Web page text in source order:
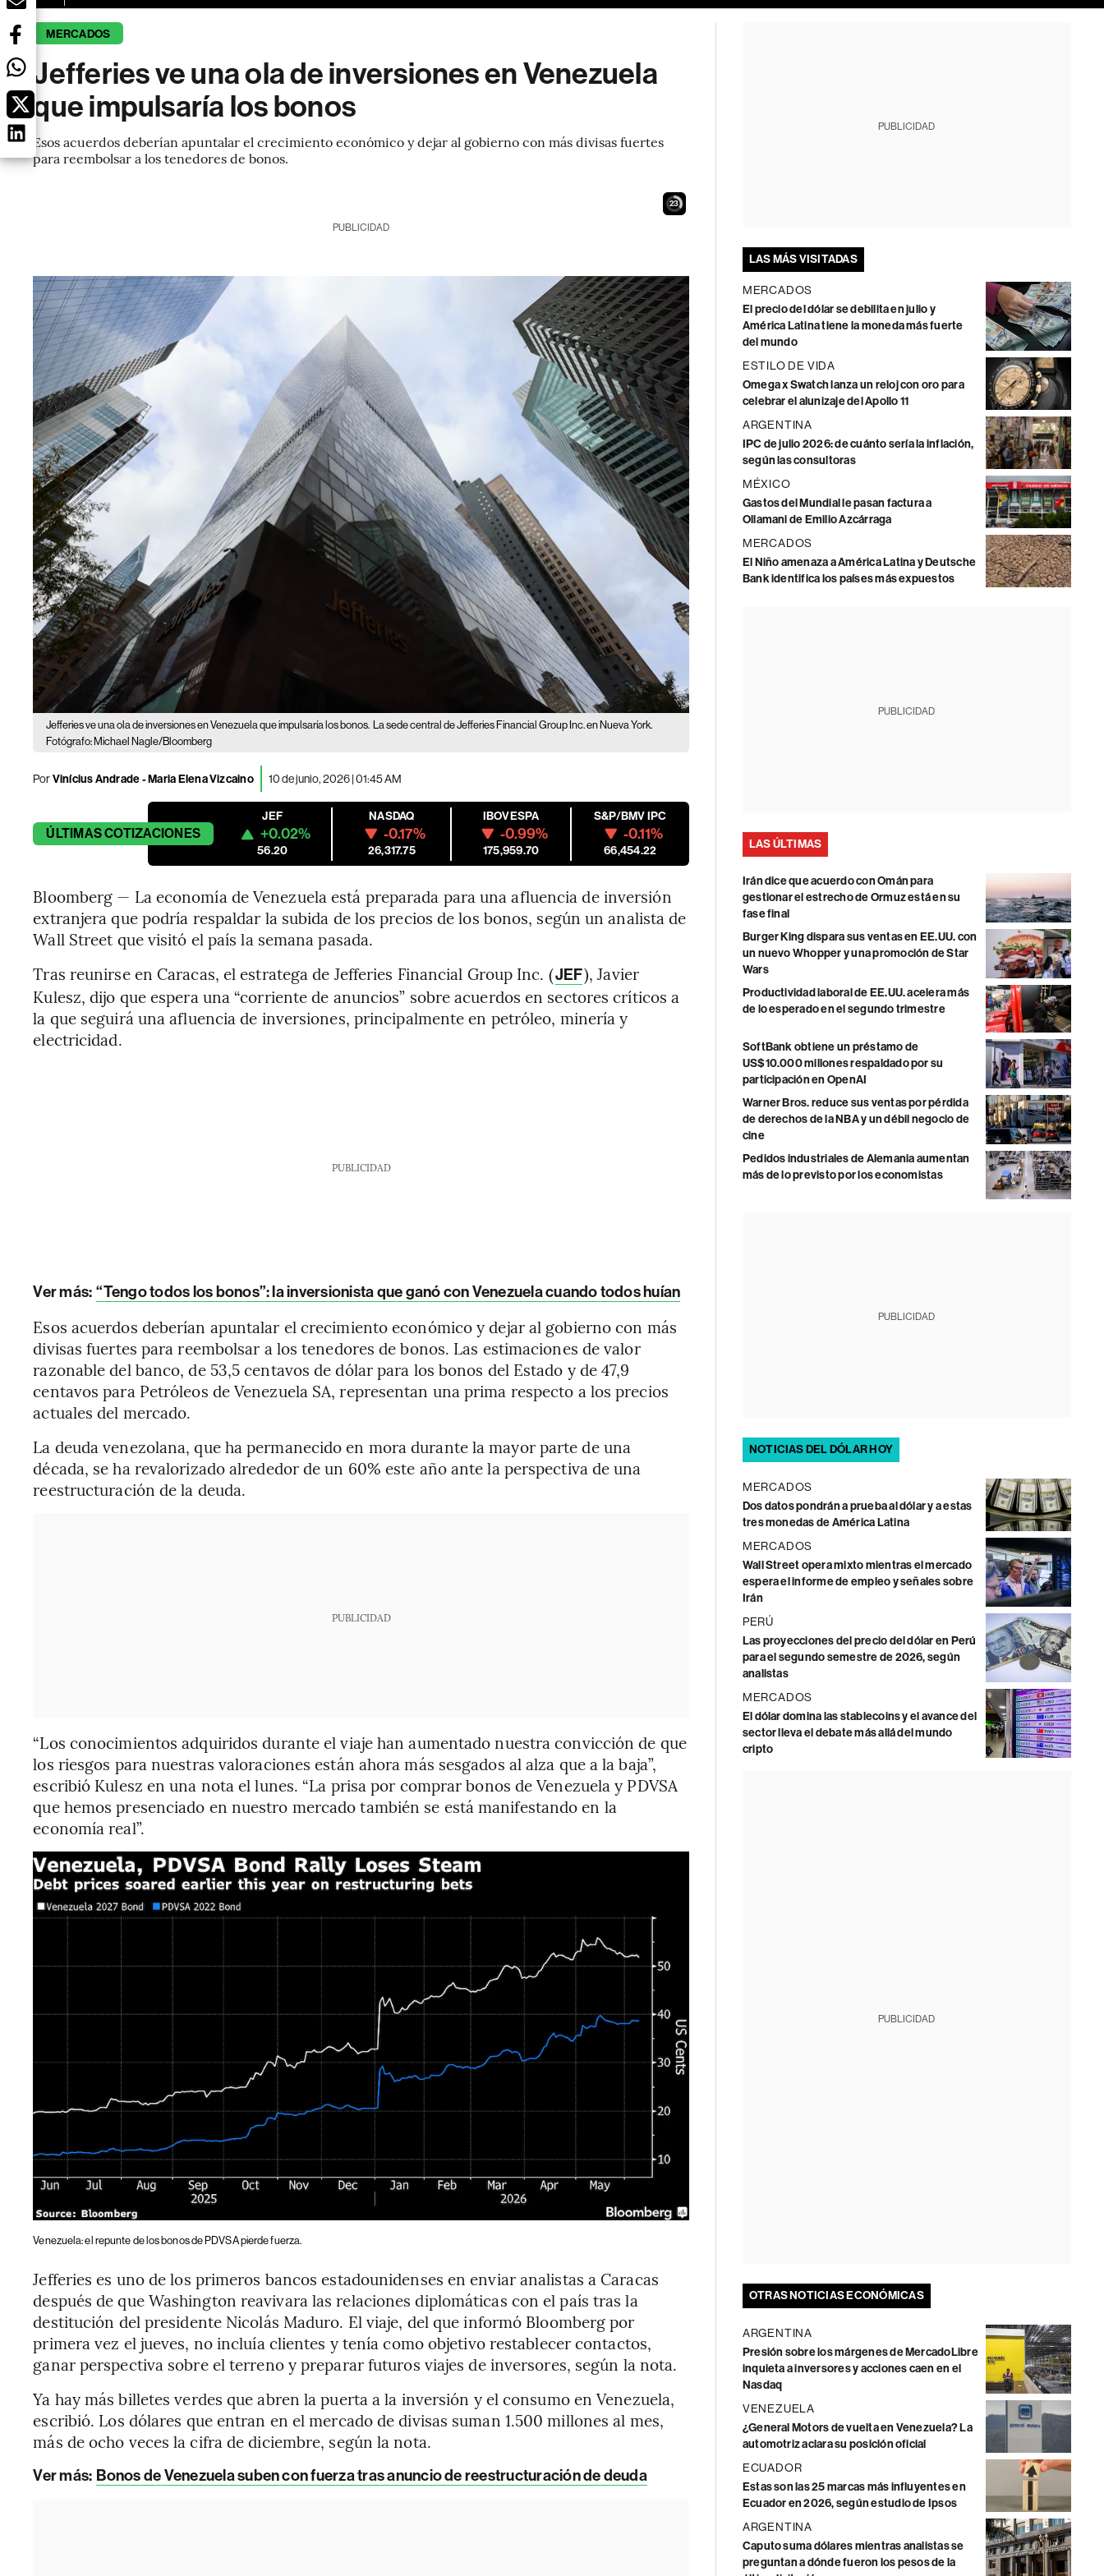
MERCADOS
Jefferies ve una ola de inversiones en Venezuela
que impulsaría los bonos
Esos acuerdos deberían apuntalar el crecimiento económico y dejar al gobierno con más divisas fuertes
para reembolsar a los tenedores de bonos.
22
PUBLICIDAD
Jefferies ve una ola de inversiones en Venezuela que impulsaría los bonos. La sede central de Jefferies Financial Group Inc. en Nueva York.
Fotógrafo: Michael Nagle/Bloomberg
PorVinícius Andrade - Maria Elena Vizcaino 10 de junio, 2026 | 01:45 AM
ÚLTIMASCOTIZACIONES
JEF
+0.02%
56.20
NASDAQ
-0.17%
26,317.75
IBOVESPA
-0.99%
175,959.70
S&P/BMV IPC
-0.11%
66,454.22
Bloomberg — La economía de Venezuela está preparada para una afluencia de inversión
extranjera que podría respaldar la subida de los precios de los bonos, según un analista de
Wall Street que visitó el país la semana pasada.
Tras reunirse en Caracas, el estratega de Jefferies Financial Group Inc. (JEF), Javier
Kulesz, dijo que espera una “corriente de anuncios” sobre acuerdos en sectores críticos a
la que seguirá una afluencia de inversiones, principalmente en petróleo, minería y
electricidad.
PUBLICIDAD
Ver más: “Tengo todos los bonos”: la inversionista que ganó con Venezuela cuando todos huían
Esos acuerdos deberían apuntalar el crecimiento económico y dejar al gobierno con más
divisas fuertes para reembolsar a los tenedores de bonos. Las estimaciones de valor
razonable del banco, de 53,5 centavos de dólar para los bonos del Estado y de 47,9
centavos para Petróleos de Venezuela SA, representan una prima respecto a los precios
actuales del mercado.
La deuda venezolana, que ha permanecido en mora durante la mayor parte de una
década, se ha revalorizado alrededor de un 60% este año ante la perspectiva de una
reestructuración de la deuda.
PUBLICIDAD
“Los conocimientos adquiridos durante el viaje han aumentado nuestra convicción de que
los riesgos para nuestras valoraciones están ahora más sesgados al alza que a la baja”,
escribió Kulesz en una nota el lunes. “La prisa por comprar bonos de Venezuela y PDVSA
que hemos presenciado en nuestro mercado también se está manifestando en la
economía real”.
Venezuela: el repunte de los bonos de PDVSA pierde fuerza.
Jefferies es uno de los primeros bancos estadounidenses en enviar analistas a Caracas
después de que Washington reavivara las relaciones diplomáticas con el país tras la
destitución del presidente Nicolás Maduro. El viaje, del que informó Bloomberg por
primera vez el jueves, no incluía clientes y tenía como objetivo restablecer contactos,
ganar perspectiva sobre el terreno y preparar futuros viajes de inversores, según la nota.
Ya hay más billetes verdes que abren la puerta a la inversión y el consumo en Venezuela,
escribió. Los dólares que entran en el mercado de divisas suman 1.500 millones al mes,
más de ocho veces la cifra de diciembre, según la nota.
Ver más: Bonos de Venezuela suben con fuerza tras anuncio de reestructuración de deuda
PUBLICIDAD
LAS MÁS VISITADAS
MERCADOS
El precio del dólar se debilita en julio y
América Latina tiene la moneda más fuerte
del mundo
ESTILO DE VIDA
Omega x Swatch lanza un reloj con oro para
celebrar el alunizaje del Apollo 11
ARGENTINA
IPC de julio 2026: de cuánto sería la inflación,
según las consultoras
MÉXICO
Gastos del Mundial le pasan factura a
Ollamani de Emilio Azcárraga
MERCADOS
El Niño amenaza a América Latina y Deutsche
Bank identifica los países más expuestos
PUBLICIDAD
LAS ÚLTIMAS
Irán dice que acuerdo con Omán para
gestionar el estrecho de Ormuz está en su
fase final
Burger King dispara sus ventas en EE.UU. con
un nuevo Whopper y una promoción de Star
Wars
Productividad laboral de EE.UU. acelera más
de lo esperado en el segundo trimestre
SoftBank obtiene un préstamo de
US$10.000 millones respaldado por su
participación en OpenAI
Warner Bros. reduce sus ventas por pérdida
de derechos de la NBA y un débil negocio de
cine
Pedidos industriales de Alemania aumentan
más de lo previsto por los economistas
PUBLICIDAD
NOTICIAS DEL DÓLAR HOY
MERCADOS
Dos datos pondrán a prueba al dólar y a estas
tres monedas de América Latina
MERCADOS
Wall Street opera mixto mientras el mercado
espera el informe de empleo y señales sobre
Irán
PERÚ
Las proyecciones del precio del dólar en Perú
para el segundo semestre de 2026, según
analistas
MERCADOS
El dólar domina las stablecoins y el avance del
sector lleva el debate más allá del mundo
cripto
PUBLICIDAD
OTRAS NOTICIAS ECONÓMICAS
ARGENTINA
Presión sobre los márgenes de MercadoLibre
inquieta a inversores y acciones caen en el
Nasdaq
VENEZUELA
¿General Motors de vuelta en Venezuela? La
automotriz aclara su posición oficial
ECUADOR
Estas son las 25 marcas más influyentes en
Ecuador en 2026, según estudio de Ipsos
ARGENTINA
Caputo suma dólares mientras analistas se
preguntan a dónde fueron los pesos de la